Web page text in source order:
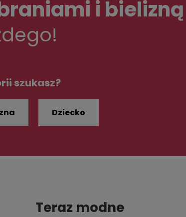
i bielizną
szukasz?
Dziecko
Teraz modne